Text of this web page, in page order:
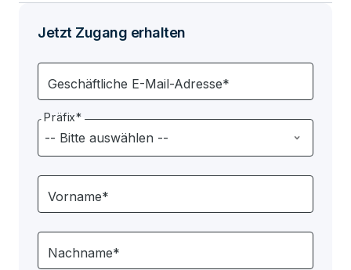
Jetzt Zugang erhalten
Geschäftliche E-Mail-Adresse*
Präfix*
Vorname*
Nachname*